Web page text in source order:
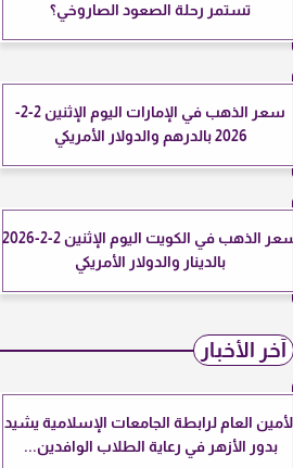
تستمر رحلة الصعود الصاروخي؟
سعر الذهب في الإمارات اليوم الإثنين 2-2-
2026 بالدرهم والدولار الأمريكي
سعر الذهب في الكويت اليوم الإثنين 2-2-2026
بالدينار والدولار الأمريكي
آخر الأخبار
الأمين العام لرابطة الجامعات الإسلامية يشيد
بدور الأزهر في رعاية الطلاب الوافدين...